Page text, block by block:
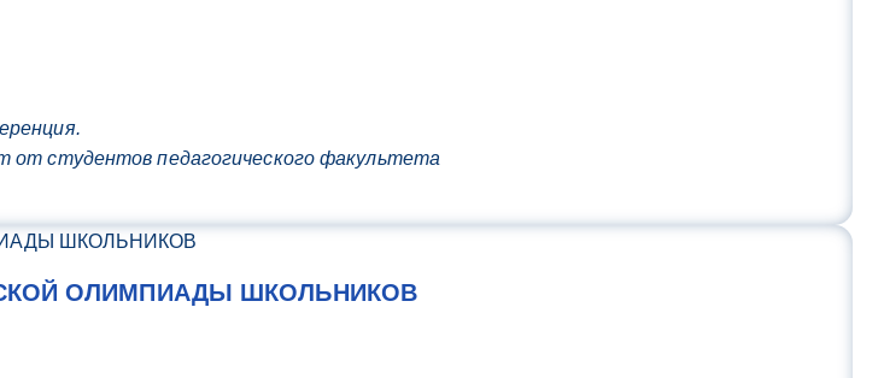
от студентов педагогического факультета
ОЛИМПИАДЫ ШКОЛЬНИКОВ